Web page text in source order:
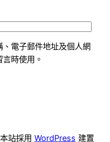
電子郵件地址及個人網
時使用。
本站採用 WordPress 建置